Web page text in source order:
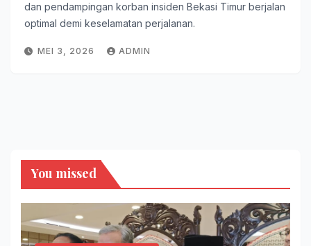
dan pendampingan korban insiden Bekasi Timur berjalan
optimal demi keselamatan perjalanan.
MEI 3, 2026 ADMIN
You missed